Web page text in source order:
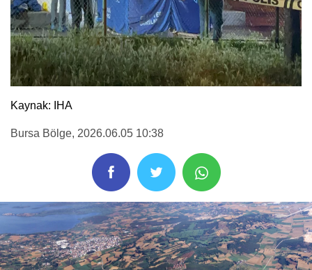
Kaynak: IHA
Bursa Bölge, 2026.06.05 10:38